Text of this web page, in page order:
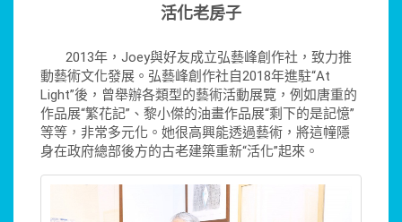
活化老房子
2013年，Joey與好友成立弘藝峰創作社，致力推
動藝術文化發展。弘藝峰創作社自2018年進駐“At
Light”後，曾舉辦各類型的藝術活動展覽，例如唐重的
作品展“繁花記”、黎小傑的油畫作品展“剩下的是記憶”
等等，非常多元化。她很高興能透過藝術，將這幢隱
身在政府總部後方的古老建築重新“活化”起來。